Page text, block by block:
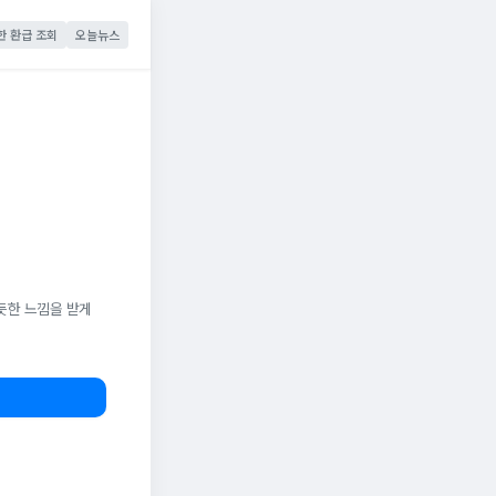
환급 조회 오늘뉴스
한 느낌을 받게